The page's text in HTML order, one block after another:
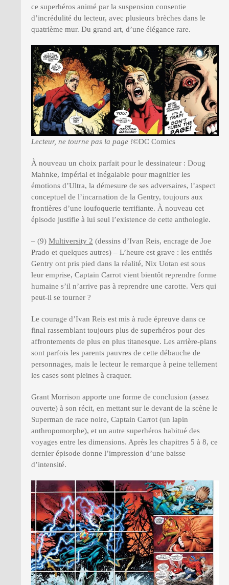
ce superhéros animé par la suspension consentie
d’incrédulité du lecteur, avec plusieurs brèches dans le
quatrième mur. Du grand art, d’une élégance rare.
Lecteur, ne tourne pas la page !©DC Comics
À nouveau un choix parfait pour le dessinateur : Doug
Mahnke, impérial et inégalable pour magnifier les
émotions d’Ultra, la démesure de ses adversaires, l’aspect
conceptuel de l’incarnation de la Gentry, toujours aux
frontières d’une loufoquerie terrifiante. À nouveau cet
épisode justifie à lui seul l’existence de cette anthologie.
– (9) Multiversity 2 (dessins d’Ivan Reis, encrage de Joe
Prado et quelques autres) – L’heure est grave : les entités
Gentry ont pris pied dans la réalité, Nix Uotan est sous
leur emprise, Captain Carrot vient bientôt reprendre forme
humaine s’il n’arrive pas à reprendre une carotte. Vers qui
peut-il se tourner ?
Le courage d’Ivan Reis est mis à rude épreuve dans ce
final rassemblant toujours plus de superhéros pour des
affrontements de plus en plus titanesque. Les arrière-plans
sont parfois les parents pauvres de cette débauche de
personnages, mais le lecteur le remarque à peine tellement
les cases sont pleines à craquer.
Grant Morrison apporte une forme de conclusion (assez
ouverte) à son récit, en mettant sur le devant de la scène le
Superman de race noire, Captain Carrot (un lapin
anthropomorphe), et un autre superhéros habitué des
voyages entre les dimensions. Après les chapitres 5 à 8, ce
dernier épisode donne l’impression d’une baisse
d’intensité.